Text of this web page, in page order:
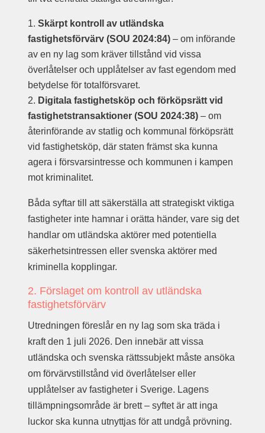
Skärpt kontroll av utländska
fastighetsförvärv (SOU 2024:84)– om införande
av en ny lag som kräver tillstånd vid vissa
överlåtelser och upplåtelser av fast egendom med
betydelse för totalförsvaret.
Digitala fastighetsköp och förköpsrätt vid
fastighetstransaktioner (SOU 2024:38)– om
återinförande av statlig och kommunal förköpsrätt
vid fastighetsköp, där staten främst ska kunna
agera i försvarsintresse och kommunen i kampen
mot kriminalitet.
Båda syftar till att säkerställa att strategiskt viktiga
fastigheter inte hamnar i orätta händer, vare sig det
handlar om utländska aktörer med potentiella
säkerhetsintressen eller svenska aktörer med
kriminella kopplingar.
2. Förslaget om kontroll av utländska
fastighetsförvärv
Utredningen föreslår en ny lag som ska träda i
kraft den 1 juli 2026. Den innebär att vissa
utländska och svenska rättssubjekt måste ansöka
om förvärvstillstånd vid överlåtelser eller
upplåtelser av fastigheter i Sverige. Lagens
tillämpningsområde är brett – syftet är att inga
luckor ska kunna utnyttjas för att undgå prövning.